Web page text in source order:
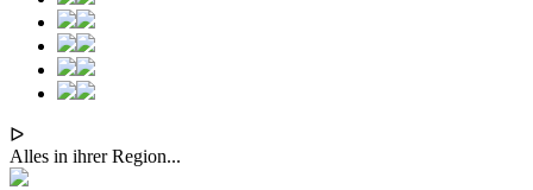
ᐅ
Alles in ihrer Region...